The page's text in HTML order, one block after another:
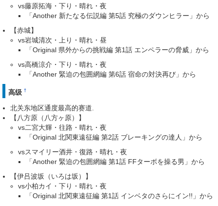
vs藤原拓海・下り・晴れ・夜
「Another 新たなる伝説編 第5話 究極のダウンヒラー」から
【赤城】
vs岩城清次・上り・晴れ・昼
「Original 県外からの挑戦編 第1話 エンペラーの脅威」から
vs高橋涼介・下り・晴れ・夜
「Another 緊迫の包囲網編 第6話 宿命の対決再び」から
高级 †
北关东地区通度最高的赛道.
【八方原（八方ヶ原）】
vs二宮大輝・往路・晴れ・夜
「Original 北関東遠征編 第2話 ブレーキングの達人」から
vsスマイリー酒井・復路・晴れ・夜
「Another 緊迫の包囲網編 第1話 FFターボを操る男」から
【伊吕波坂（いろは坂）】
vs小柏カイ・下り・晴れ・夜
「Original 北関東遠征編 第1話 インベタのさらにイン!!」から